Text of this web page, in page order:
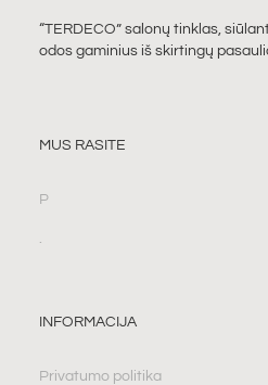
“TERDECO” salonų tinklas,
odos gaminius iš skirtingų
MUS RASITE
P
.
INFORMACIJA
Privatumo politika